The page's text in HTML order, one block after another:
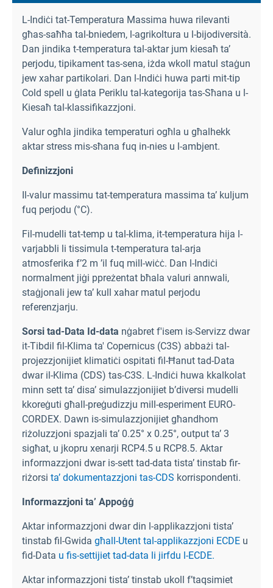
L-Indiċi tat-Temperatura Massima huwa rilevanti
għas-saħħa tal-bniedem, l-agrikoltura u l-bijodiversità.
Dan jindika t-temperatura tal-aktar jum kiesaħ ta’
perjodu, tipikament tas-sena, iżda wkoll matul staġun
jew xahar partikolari. Dan l-Indiċi huwa parti mit-tip
Cold spell u ġlata Periklu tal-kategorija tas-Sħana u l-
Kiesaħ tal-klassifikazzjoni.
Valur ogħla jindika temperaturi ogħla u għalhekk
aktar stress mis-sħana fuq in-nies u l-ambjent.
Definizzjoni
Il-valur massimu tat-temperatura massima ta’ kuljum
fuq perjodu (°C).
Fil-mudelli tat-temp u tal-klima, it-temperatura hija l-
varjabbli li tissimula t-temperatura tal-arja
atmosferika f’2 m ’il fuq mill-wiċċ. Dan l-Indiċi
normalment jiġi ppreżentat bħala valuri annwali,
staġjonali jew ta’ kull xahar matul perjodu
referenzjarju.
Sorsi tad-Data Id-data nġabret f'isem is-Servizz dwar
it-Tibdil fil-Klima ta' Copernicus (C3S) abbażi tal-
projezzjonijiet klimatiċi ospitati fil-Ħanut tad-Data
dwar il-Klima (CDS) tas-C3S. L-Indiċi huwa kkalkolat
minn sett ta’ disa’ simulazzjonijiet b’diversi mudelli
kkoreġuti għall-preġudizzju mill-esperiment EURO-
CORDEX. Dawn is-simulazzjonijiet għandhom
riżoluzzjoni spazjali ta’ 0.25° x 0.25°, output ta’ 3
sigħat, u jkopru xenarji RCP4.5 u RCP8.5. Aktar
informazzjoni dwar is-sett tad-data tista’ tinstab fir-
riżorsi ta’ dokumentazzjoni tas-CDS korrispondenti.
Informazzjoni ta’ Appoġġ
Aktar informazzjoni dwar din l-applikazzjoni tista’
tinstab fil-Gwida għall-Utent tal-applikazzjoni ECDE u
fid-Data u fis-settijiet tad-data li jirfdu l-ECDE.
Aktar informazzjoni tista’ tinstab ukoll f’taqsimiet